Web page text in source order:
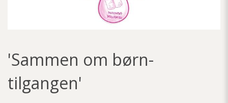
'Sammen om børn-
tilgangen'